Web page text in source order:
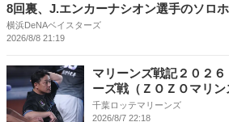
8回裏、J.エンカーナシオン選手のソロ
横浜DeNAベイスターズ
2026/8/8 21:19
マリーンズ戦記２０２
ーズ戦（ＺＯＺＯマリ
千葉ロッテマリーンズ
2026/8/7 22:18